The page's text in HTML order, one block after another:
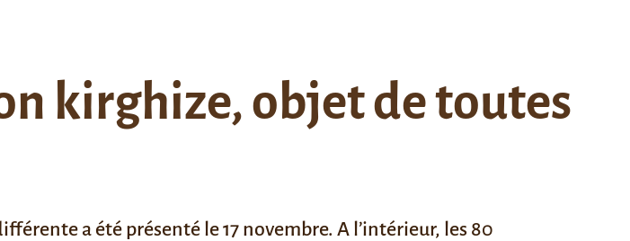
kirghize, objet de toutes
a été présenté le 17 novembre. A l’intérieur, les 80